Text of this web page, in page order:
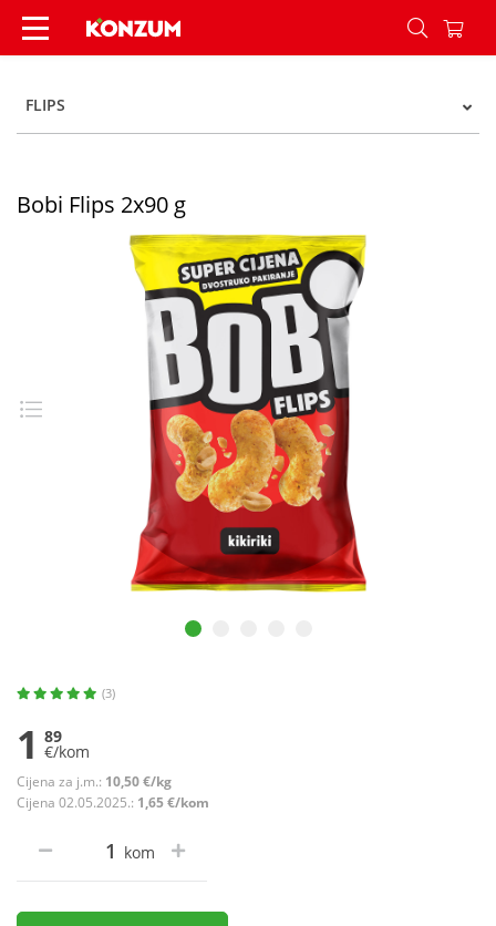
Bobi Flips 2x90 g - Konzum
FLIPS
Bobi Flips 2x90 g
(3)
1 89
€/kom
Cijena za j.m.: 10,50 €/kg
Cijena 02.05.2025.: 1,65 €/kom
kom